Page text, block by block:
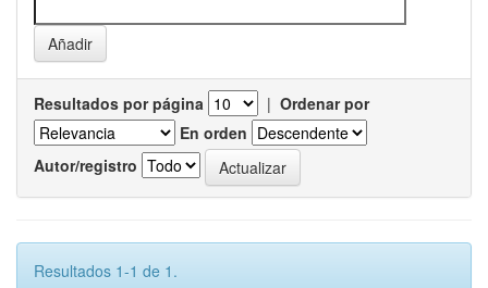
Resultados por página | Ordenar por
En orden
Autor/registro
Resultados 1-1 de 1.